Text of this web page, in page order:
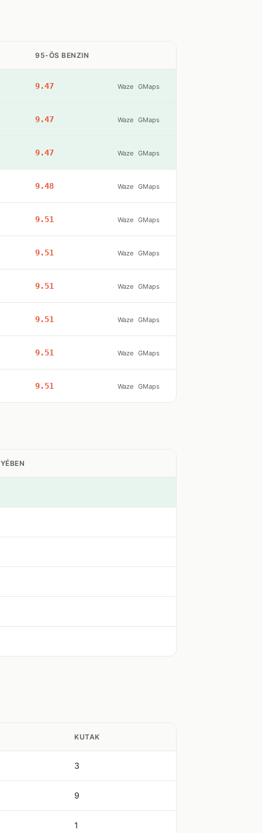
95-ÖS BENZIN
9.47 Waze GMaps
9.47 Waze GMaps
9.47 Waze GMaps
9.48 Waze GMaps
9.51 Waze GMaps
9.51 Waze GMaps
9.51 Waze GMaps
9.51 Waze GMaps
9.51 Waze GMaps
9.51 Waze GMaps
KUTAK
3
9
1